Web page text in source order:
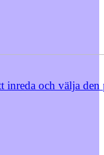
inreda och välja den